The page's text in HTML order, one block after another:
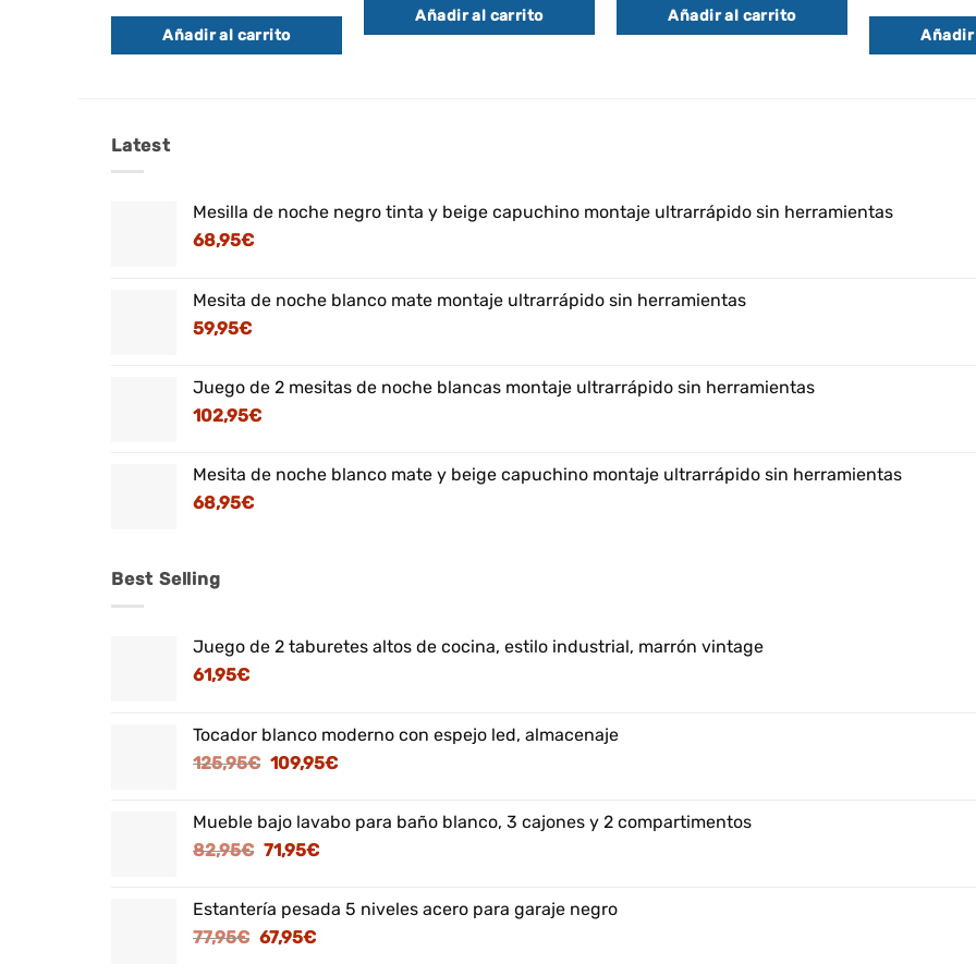
original
era:
70,95€.
actual
es:
61,95€.
Añadir al carrito
Añadir al carrito Añadir al carrito
Latest
Mesilla de noche negro tinta y beige capuchino montaje ultrarrápido sin herramientas
68,95€
Mesita de noche blanco mate montaje ultrarrápido sin herramientas
59,95€
Juego de 2 mesitas de noche blancas montaje ultrarrápido sin herramientas
102,95€
Mesita de noche blanco mate y beige capuchino montaje ultrarrápido sin herramientas
68,95€
Best Selling
Juego de 2 taburetes altos de cocina, estilo industrial, marrón vintage
61,95€
Tocador blanco moderno con espejo led, almacenaje
125,95€ El
era:
125,95€.
109,95€El
es:
Mueble bajo lavabo para baño blanco, 3 cajones y 2 compartimentos
82,95€ El
era:
82,95€.
71,95€El
es:
Estantería pesada 5 niveles acero para garaje negro
77,95€ El
67,95€El